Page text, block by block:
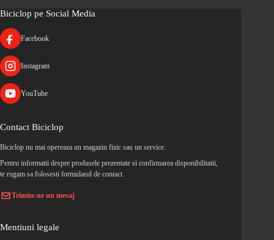
Biciclop pe Social Media
Facebook
Instagram
YouTube
Contact Biciclop
Biciclop nu mai opereaza un magazin fizic sau un service.
Pentru informatii despre produsele prezentate si confirmarea disponibilitatii,
te rugam sa folosesti formularul de contact.
Trimite-ne un mesaj
Mentiuni legale